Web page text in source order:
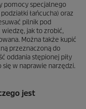
pomocy specjalnego
łańcucha) oraz
pilnik pod
jak to zrobić,
Można także kupić
przeznaczoną do
oddania stępionej piły
w naprawie narzędzi.
jest